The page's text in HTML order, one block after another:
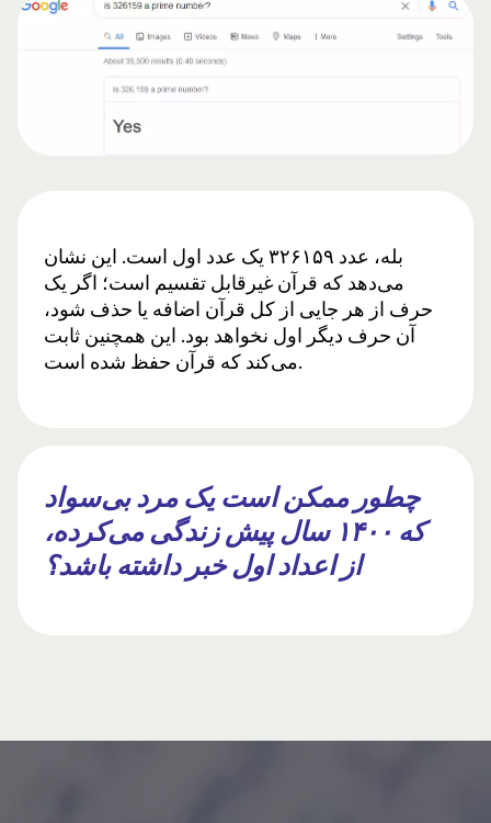
بله، عدد ۳۲۶۱۵۹ یک عدد اول است. این نشان
می‌دهد که قرآن غیرقابل تقسیم است؛ اگر یک
حرف از هر جایی از کل قرآن اضافه یا حذف شود،
آن حرف دیگر اول نخواهد بود. این همچنین ثابت
می‌کند که قرآن حفظ شده است.
چطور ممکن است یک مرد بی‌سواد
که ۱۴۰۰ سال پیش زندگی می‌کرده،
از اعداد اول خبر داشته باشد؟